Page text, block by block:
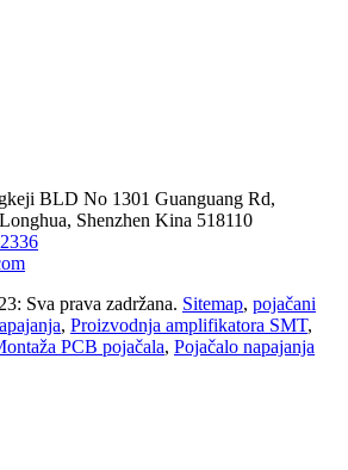
BLD No 1301 Guanguang Rd,
Shenzhen Kina 518110
Sva prava zadržana. Sitemap, pojačani
, Proizvodnja amplifikatora SMT,
PCB pojačala, Pojačalo napajanja